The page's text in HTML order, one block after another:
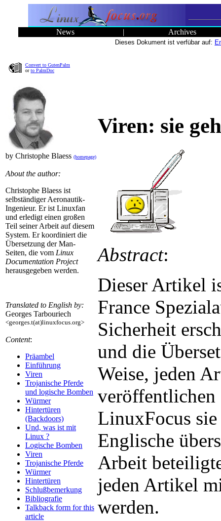
News | Archives
Dieses Dokument ist verfübar auf:
Convert to GutenPalm
orto PalmDoc
by Christophe Blaess (homepage)
About the author:
Christophe Blaess ist
selbständiger Aeronautik-
Ingenieur. Er ist Linuxfan
und erledigt einen großen
Teil seiner Arbeit auf diesem
System. Er koordiniert die
Übersetzung der Man-
Seiten, die vom Linux
Documentation Project
herausgegeben werden.
Translated to English by:
Georges Tarbouriech
<georges.t(at)linuxfocus.org>
Content:
Präambel
Einführung
Viren
Trojanische Pferde
und logische Bomben
Würmer
Hintertüren
(Backdoors)
Und, was ist mit
Linux ?
Logische Bomben
Viren
Trojanische Pferde
Würmer
Hintertüren
Schlußbemerkung
Bibliografie
Talkback form for this
article
Viren: sie
Abstract:
Dieser Artikel
France
Sicherheit
und die
Weise, jeden
LinuxFocus
Englische
Arbeit
jeden Artikel
werden.